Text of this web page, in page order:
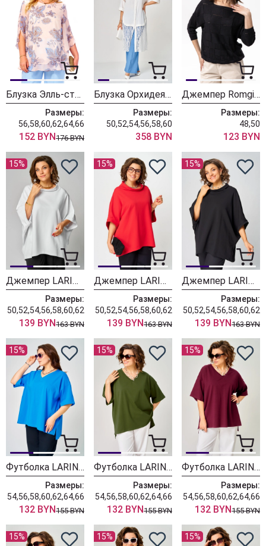
Блузка Элль-стиль 2213/21а бежево-голубой принт
Размеры:
56,58,60,62,64,66
152 BYN176 BYN
Блузка ОрхидеяЛюкс 1708
Размеры:
50,52,54,56,58,60
358 BYN
Джемпер Romgil ТЗ476-5 черный
Размеры:
48,50
123 BYN
15%
Джемпер LARINI 4100 белый
Размеры:
50,52,54,56,58,60,62
139 BYN163 BYN
15%
Джемпер LARINI 4100 красный
Размеры:
50,52,54,56,58,60,62
139 BYN163 BYN
15%
Джемпер LARINI 4100 черный
Размеры:
50,52,54,56,58,60,62
139 BYN163 BYN
15%
Футболка LARINI 090 васильковый
Размеры:
54,56,58,60,62,64,66
132 BYN155 BYN
15%
Футболка LARINI 090 хаки
Размеры:
54,56,58,60,62,64,66
132 BYN155 BYN
15%
Футболка LARINI 090 бордовый
Размеры:
54,56,58,60,62,64,66
132 BYN155 BYN
15% 15% 15%